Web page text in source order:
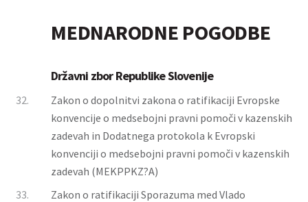
MEDNARODNE POGODBE
Državni zbor Republike Slovenije
32.
Zakon o dopolnitvi zakona o ratifikaciji Evropske
konvencije o medsebojni pravni pomoči v kazenskih
zadevah in Dodatnega protokola k Evropski
konvenciji o medsebojni pravni pomoči v kazenskih
zadevah (MEKPPKZ?A)
33.
Zakon o ratifikaciji Sporazuma med Vlado